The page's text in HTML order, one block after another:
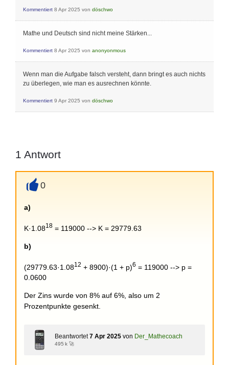
Kommentiert 8 Apr 2025 von döschwo
Mathe und Deutsch sind nicht meine Stärken...
Kommentiert 8 Apr 2025 von anonyonmous
Wenn man die Aufgabe falsch versteht, dann bringt es auch nichts
zu überlegen, wie man es ausrechnen könnte.
Kommentiert 9 Apr 2025 von döschwo
1 Antwort
0
a)
K·1.0818 = 119000 --> K = 29779.63
b)
(29779.63·1.0812 + 8900)·(1 + p)6 = 119000 --> p =
0.0600
Der Zins wurde von 8% auf 6%, also um 2
Prozentpunkte gesenkt.
Beantwortet 7 Apr 2025 von Der_Mathecoach
495 k 🚀